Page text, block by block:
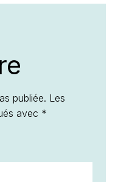
publiée. Les
avec *